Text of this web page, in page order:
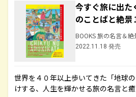
今すぐ旅に出た
のことばと絶景
BOOKS 旅の名言＆絶
2022.11.18 発売
世界を４０年以上歩いてきた「地球
けする、人生を輝かせる旅の名言と